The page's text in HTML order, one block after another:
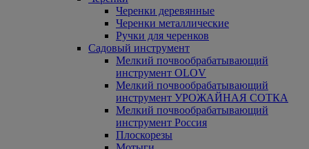
Черенки деревянные
Черенки металлические
Ручки для черенков
Садовый инструмент
Мелкий почвообрабатывающий
инструмент OLOV
Мелкий почвообрабатывающий
инструмент УРОЖАЙНАЯ СОТКА
Мелкий почвообрабатывающий
инструмент Россия
Плоскорезы